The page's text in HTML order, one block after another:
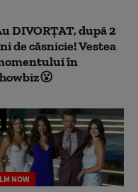
DIVORȚAT, după 2
de căsnicie! Vestea
în
NOW